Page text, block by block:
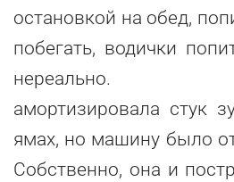
остановкой на обед,
побегать, водички
нереально.
амортизировала стук
ямах, но машину было
Собственно, она и